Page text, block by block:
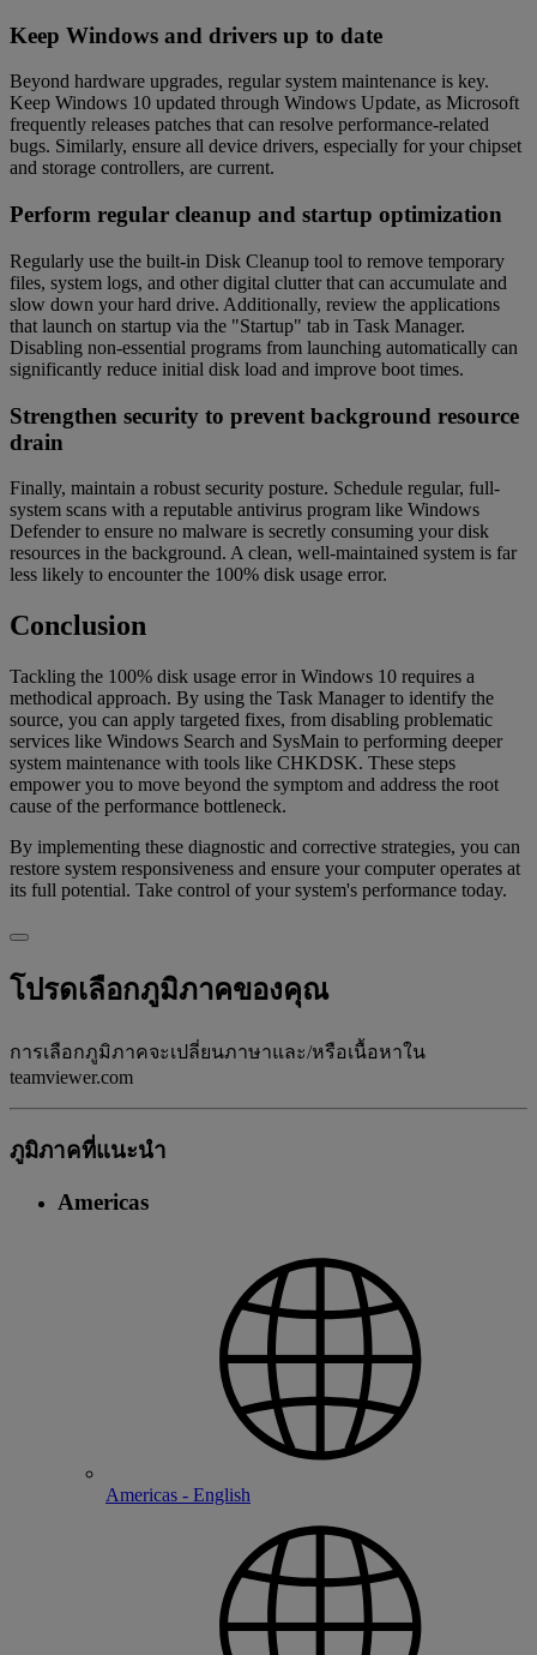
Keep Windows and drivers up to date
Beyond hardware upgrades, regular system maintenance is key.
Keep Windows 10 updated through Windows Update, as Microsoft
frequently releases patches that can resolve performance-related
bugs. Similarly, ensure all device drivers, especially for your chipset
and storage controllers, are current.
Perform regular cleanup and startup optimization
Regularly use the built-in Disk Cleanup tool to remove temporary
files, system logs, and other digital clutter that can accumulate and
slow down your hard drive. Additionally, review the applications
that launch on startup via the "Startup" tab in Task Manager.
Disabling non-essential programs from launching automatically can
significantly reduce initial disk load and improve boot times.
Strengthen security to prevent background resource
drain
Finally, maintain a robust security posture. Schedule regular, full-
system scans with a reputable antivirus program like Windows
Defender to ensure no malware is secretly consuming your disk
resources in the background. A clean, well-maintained system is far
less likely to encounter the 100% disk usage error.
Conclusion
Tackling the 100% disk usage error in Windows 10 requires a
methodical approach. By using the Task Manager to identify the
source, you can apply targeted fixes, from disabling problematic
services like Windows Search and SysMain to performing deeper
system maintenance with tools like CHKDSK. These steps
empower you to move beyond the symptom and address the root
cause of the performance bottleneck.
By implementing these diagnostic and corrective strategies, you can
restore system responsiveness and ensure your computer operates at
its full potential. Take control of your system's performance today.
โปรดเลือกภูมิภาคของคุณ
การเลือกภูมิภาคจะเปลี่ยนภาษาและ/หรือเนื้อหาใน
teamviewer.com
ภูมิภาคที่แนะนํา
Americas
Americas - English